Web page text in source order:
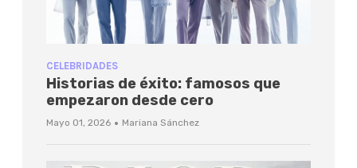
CELEBRIDADES
Historias de éxito: famosos que
empezaron desde cero
Mayo 01, 2026 · Mariana Sánchez